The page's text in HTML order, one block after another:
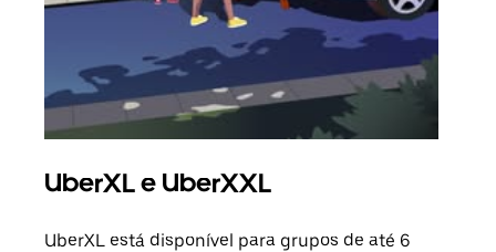
UberXL e UberXXL
UberXL está disponível para grupos de até 6